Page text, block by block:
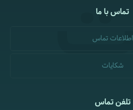
تماس با ما
اطلاعات تماس
شکایات
تلفن تماس